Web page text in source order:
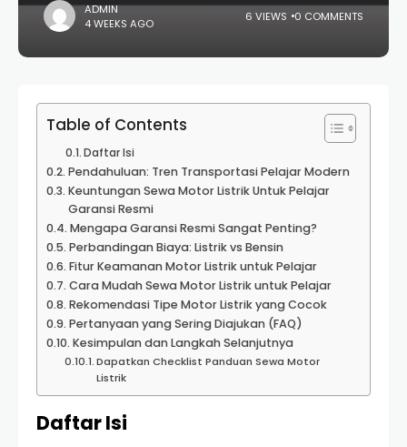
ADMIN
4 WEEKS AGO
6 VIEWS 0 COMMENTS
Table of Contents
Daftar Isi
Pendahuluan: Tren Transportasi Pelajar Modern
Keuntungan Sewa Motor Listrik Untuk Pelajar
Garansi Resmi
Mengapa Garansi Resmi Sangat Penting?
Perbandingan Biaya: Listrik vs Bensin
Fitur Keamanan Motor Listrik untuk Pelajar
Cara Mudah Sewa Motor Listrik untuk Pelajar
Rekomendasi Tipe Motor Listrik yang Cocok
Pertanyaan yang Sering Diajukan (FAQ)
Kesimpulan dan Langkah Selanjutnya
Dapatkan Checklist Panduan Sewa Motor
Listrik
Daftar Isi